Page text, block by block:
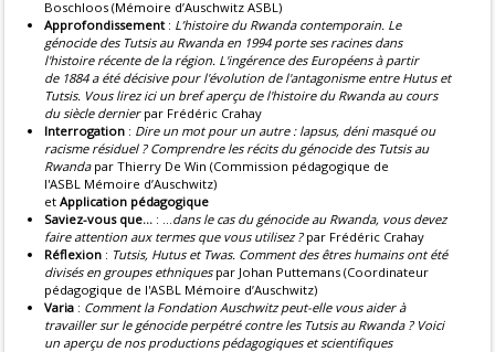
Boschloos (Mémoire d’Auschwitz ASBL)
Approfondissement : L’histoire du Rwanda contemporain. Le
génocide des Tutsis au Rwanda en 1994 porte ses racines dans
l'histoire récente de la région. L'ingérence des Européens à partir
de 1884 a été décisive pour l'évolution de l'antagonisme entre Hutus et
Tutsis. Vous lirez ici un bref aperçu de l'histoire du Rwanda au cours
du siècle dernierpar Frédéric Crahay
Interrogation : Dire un mot pour un autre : lapsus, déni masqué ou
racisme résiduel ? Comprendre les récits du génocide des Tutsis au
Rwandapar Thierry De Win (Commission pédagogique de
l'ASBL Mémoire d’Auschwitz)
et Application pédagogique
Saviez-vous que... : ... dans le cas du génocide au Rwanda, vous devez
faire attention aux termes que vous utilisez ?par Frédéric Crahay
Réflexion : Tutsis, Hutus et Twas. Comment des êtres humains ont été
divisés en groupes ethniquespar Johan Puttemans (Coordinateur
pédagogique de l'ASBL Mémoire d’Auschwitz)
Varia : Comment la Fondation Auschwitz peut-elle vous aider à
travailler sur le génocide perpétré contre les Tutsis au Rwanda ? Voici
un aperçu de nos productions pédagogiques et scientifiques